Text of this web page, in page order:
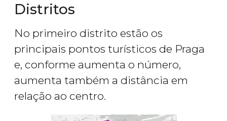
Distritos
No primeiro distrito estão os
principais pontos turísticos de Praga
e, conforme aumenta o número,
aumenta também a distância em
relação ao centro.